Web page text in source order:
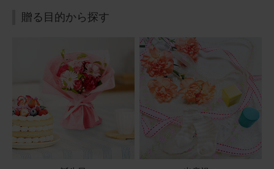
ぷるん 30代
バルーンが可愛い
母の誕生日プレゼントとして贈りました。 お花だけでなく
バルーンもついているので華やかで明るいと好評でした。
アレンジメント(黄)Sサイズ Happy Birthdayバルーン付き
贈る目的から探す